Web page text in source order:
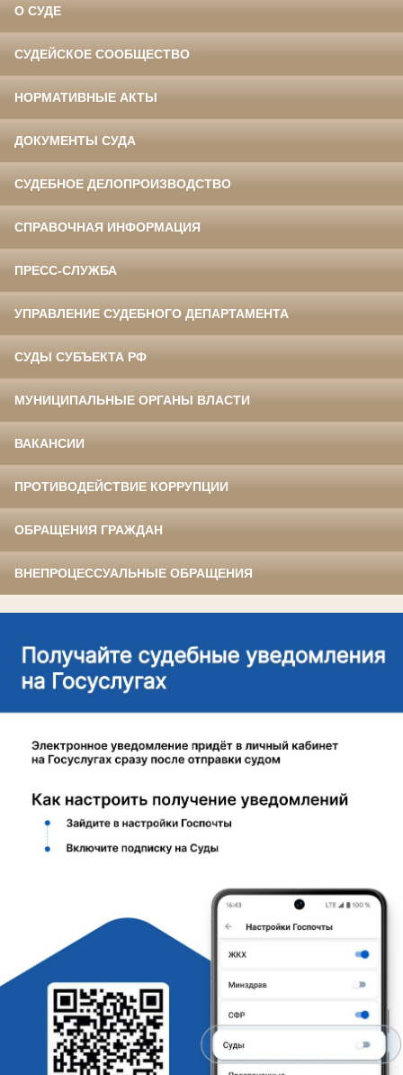
О СУДЕ
СУДЕЙСКОЕ СООБЩЕСТВО
НОРМАТИВНЫЕ АКТЫ
ДОКУМЕНТЫ СУДА
СУДЕБНОЕ ДЕЛОПРОИЗВОДСТВО
СПРАВОЧНАЯ ИНФОРМАЦИЯ
ПРЕСС-СЛУЖБА
УПРАВЛЕНИЕ СУДЕБНОГО ДЕПАРТАМЕНТА
СУДЫ СУБЪЕКТА РФ
МУНИЦИПАЛЬНЫЕ ОРГАНЫ ВЛАСТИ
ВАКАНСИИ
ПРОТИВОДЕЙСТВИЕ КОРРУПЦИИ
ОБРАЩЕНИЯ ГРАЖДАН
ВНЕПРОЦЕССУАЛЬНЫЕ ОБРАЩЕНИЯ